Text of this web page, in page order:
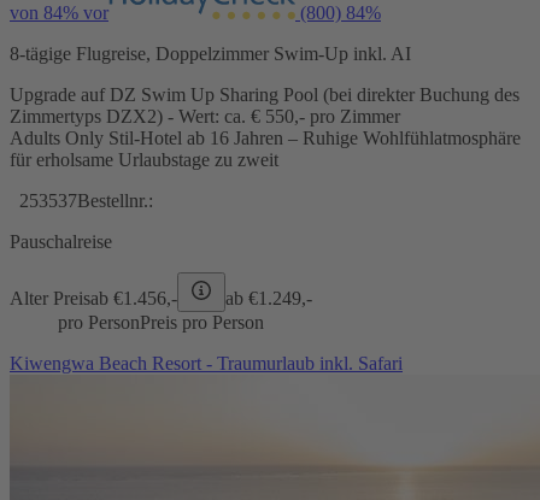
von 84% vor (800) 84%
8-tägige Flugreise, Doppelzimmer Swim-Up inkl. AI
Upgrade auf DZ Swim Up Sharing Pool (bei direkter Buchung des
Zimmertyps DZX2) - Wert: ca. € 550,- pro Zimmer
Adults Only Stil-Hotel ab 16 Jahren – Ruhige Wohlfühlatmosphäre
für erholsame Urlaubstage zu zweit
253537Bestellnr.:
Pauschalreise
Alter Preisab €1.456,- ab €1.249,-
pro PersonPreis pro Person
Kiwengwa Beach Resort - Traumurlaub inkl. Safari